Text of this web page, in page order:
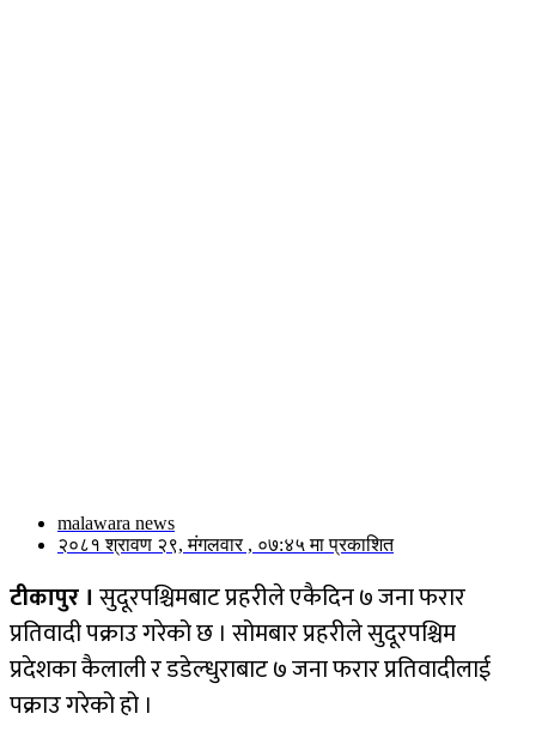
malawara news
२०८१ श्रावण २९, मंगलवार , ०७:४५ मा प्रकाशित
टीकापुर । सुदूरपश्चिमबाट प्रहरीले एकैदिन ७ जना फरार
प्रतिवादी पक्राउ गरेको छ । सोमबार प्रहरीले सुदूरपश्चिम
प्रदेशका कैलाली र डडेल्धुराबाट ७ जना फरार प्रतिवादीलाई
पक्राउ गरेको हो ।